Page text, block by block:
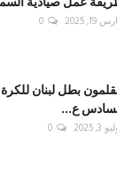
19, 2025
0
بطل لبنان
ع...
3, 2025
0